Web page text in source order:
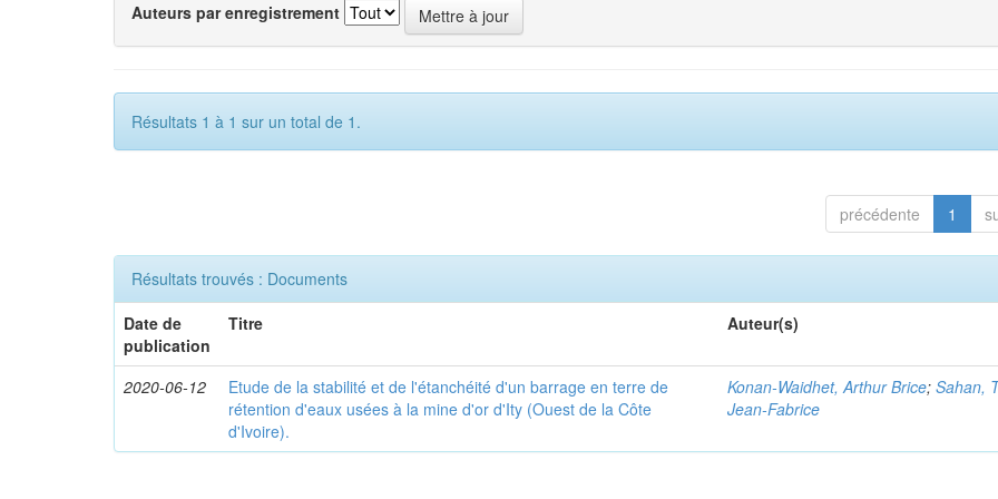
Auteurs par enregistrement
Résultats 1 à 1 sur un total de 1.
précédente 1
Résultats trouvés : Documents
Date de
publication
Titre Auteur(s)
2020-06-12
Etude de la stabilité et de l'étanchéité d'un barrage en terre de
rétention d'eaux usées à la mine d'or d'Ity (Ouest de la Côte
d'Ivoire).
Konan-Waidhet, Arthur Brice;Sahan,
Jean-Fabrice